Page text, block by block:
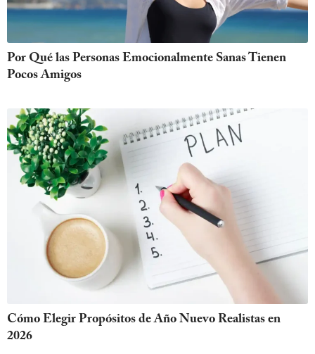
Por Qué las Personas Emocionalmente Sanas Tienen
Pocos Amigos
Cómo Elegir Propósitos de Año Nuevo Realistas en
2026